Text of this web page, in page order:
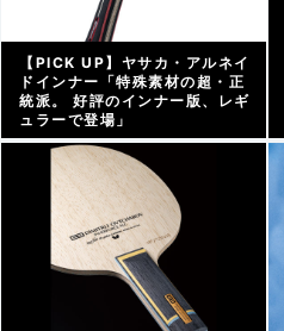
【PICK UP】ヤサカ・アルネイ
ドインナー「特殊素材の超・正
統派。 好評のインナー版、レギ
ュラーで登場」
アーカイブ |